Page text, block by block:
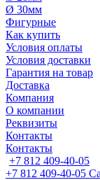
Ø 30мм
Фигурные
Как купить
Условия оплаты
Условия доставки
Гарантия на товар
Доставка
Компания
О компании
Реквизиты
Контакты
Контакты
+7 812 409-40-05
+7 812 409-40-05